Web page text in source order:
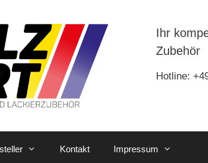
Ihr
Zubehör
Hotline:
Kontakt Impressum